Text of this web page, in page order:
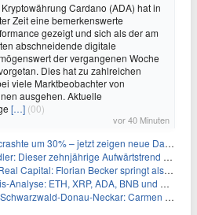
Cardano (ADA) hat in
Zeit eine bemerkenswerte
gezeigt und sich als der am
abschneidende digitale
der vergangenen Woche
Dies hat zu zahlreichen
viele Marktbeobachter von
ausgehen. Aktuelle
[…] (00)
vor 40 Minuten
um 30% – jetzt zeigen neue Daten: War es berechtigt?
zehnjährige Aufwärtstrend macht mich optimistisch
Capital: Florian Becker springt als Leiter ein
ETH, XRP, ADA, BNB und HYPE
Donau-Neckar: Carmen Wedam übernimmt Aufsichtsratsvorsitz